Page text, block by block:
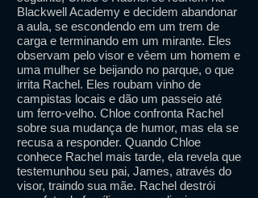
Blackwell Academy e decidem abandonar
a aula, se escondendo em um trem de
carga e terminando em um mirante. Eles
observam pelo visor e vêem um homem e
uma mulher se beijando no parque, o que
irrita Rachel. Eles roubam vinho de
campistas locais e dão um passeio até
um ferro-velho. Chloe confronta Rachel
sobre sua mudança de humor, mas ela se
recusa a responder. Quando Chloe
conhece Rachel mais tarde, ela revela que
testemunhou seu pai, James, através do
visor, traindo sua mãe. Rachel destrói